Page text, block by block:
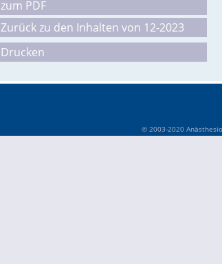
zum PDF
Zurück zu den Inhalten von 12-2023
Drucken
© 2003-2020